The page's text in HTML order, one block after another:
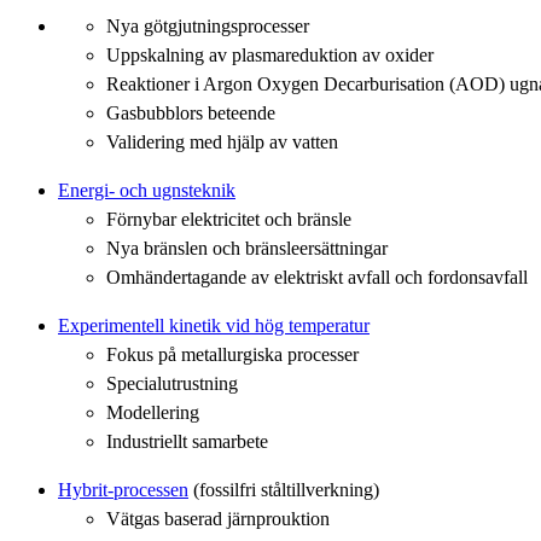
Nya götgjutningsprocesser
Uppskalning av plasmareduktion av oxider
Reaktioner i Argon Oxygen Decarburisation (AOD)
Gasbubblors beteende
Validering med hjälp av vatten
Energi- och ugnsteknik
Förnybar elektricitet och bränsle
Nya bränslen och bränsleersättningar
Omhändertagande av elektriskt avfall och fordonsavfall
Experimentell kinetik vid hög temperatur
Fokus på metallurgiska processer
Specialutrustning
Modellering
Industriellt samarbete
Hybrit-processen (fossilfri ståltillverkning)
Vätgas baserad järnprouktion